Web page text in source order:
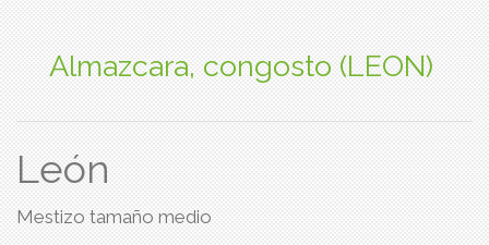
Almazcara, congosto (LEON)
León
Mestizo tamaño medio